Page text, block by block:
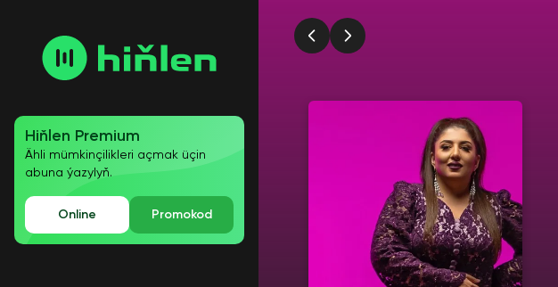
Hiňlen Premium
Ähli mümkinçilikleri açmak üçin
abuna ýazylyň.
Online Promokod